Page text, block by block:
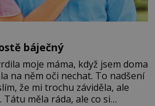
báječný
moje máma, když jsem doma
na něm oči nechat. To nadšení
že mi trochu záviděla, ale
měla ráda, ale co si